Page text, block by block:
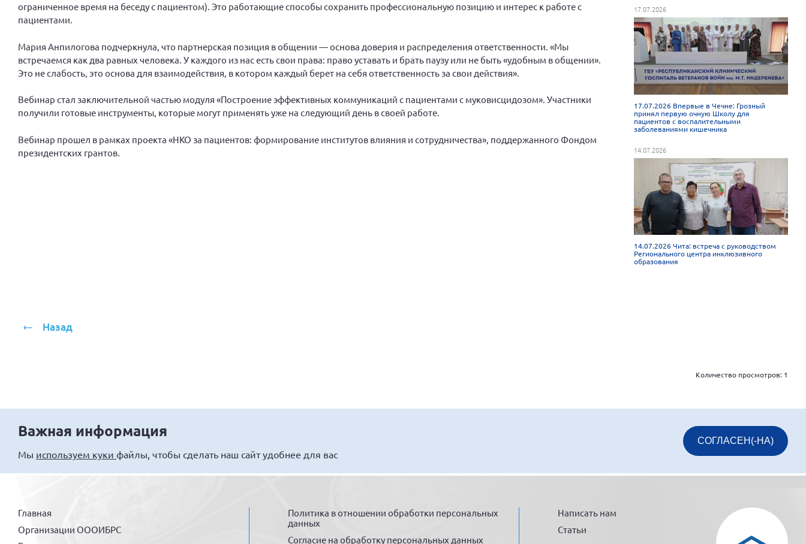
ограниченное время на беседу с пациентом). Это работающие способы сохранить профессиональную позицию и интерес к работе с
пациентами.
Мария Анпилогова подчеркнула, что партнерская позиция в общении — основа доверия и распределения ответственности. «Мы
встречаемся как два равных человека. У каждого из нас есть свои права: право уставать и брать паузу или не быть «удобным в общении».
Это не слабость, это основа для взаимодействия, в котором каждый берет на себя ответственность за свои действия».
Вебинар стал заключительной частью модуля «Построение эффективных коммуникаций с пациентами с муковисцидозом». Участники
получили готовые инструменты, которые могут применять уже на следующий день в своей работе.
Вебинар прошел в рамках проекта «НКО за пациентов: формирование институтов влияния и сотрудничества», поддержанного Фондом
президентских грантов.
17.07.2026
17.07.2026 Впервые в Чечне: Грозный
принял первую очную Школу для
пациентов с воспалительными
заболеваниями кишечника
14.07.2026
14.07.2026 Чита: встреча с руководством
Регионального центра инклюзивного
образования
Назад
Количество просмотров: 1
Важная информация
Мы используем куки файлы, чтобы сделать наш сайт удобнее для вас
СОГЛАСЕН(-НА)
Главная
Организации ОООИБРС
Политика в отношении обработки персональных
данных
Согласие на обработку персональных данных
Написать нам
Статьи